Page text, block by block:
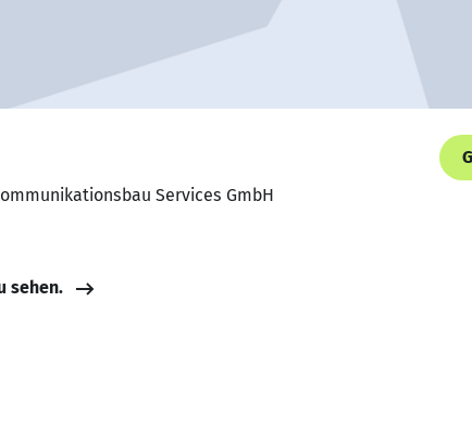
Services GmbH
sehen.